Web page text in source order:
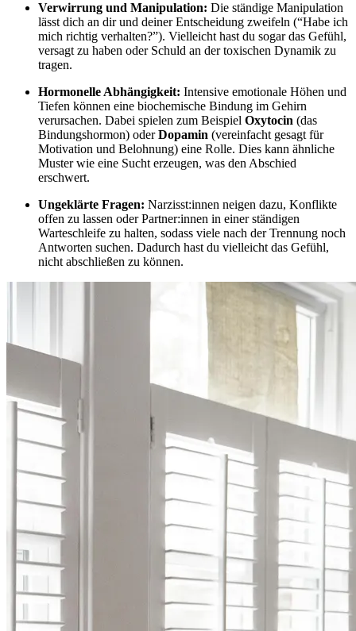
Verwirrung und Manipulation: Die ständige Manipulation
lässt dich an dir und deiner Entscheidung zweifeln (“Habe ich
mich richtig verhalten?”). Vielleicht hast du sogar das Gefühl,
versagt zu haben oder Schuld an der toxischen Dynamik zu
tragen.
Hormonelle Abhängigkeit: Intensive emotionale Höhen und
Tiefen können eine biochemische Bindung im Gehirn
verursachen. Dabei spielen zum Beispiel Oxytocin (das
Bindungshormon) oderDopamin (vereinfacht gesagt für
Motivation und Belohnung) eine Rolle. Dies kann ähnliche
Muster wie eine Sucht erzeugen, was den Abschied
erschwert.
Ungeklärte Fragen: Narzisst:innen neigen dazu, Konflikte
offen zu lassen oder Partner:innen in einer ständigen
Warteschleife zu halten, sodass viele nach der Trennung noch
Antworten suchen. Dadurch hast du vielleicht das Gefühl,
nicht abschließen zu können.